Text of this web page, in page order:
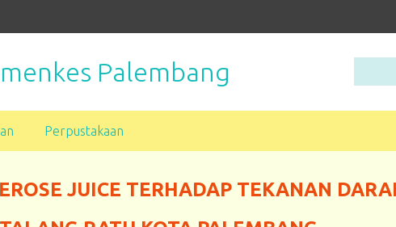
Palembang
Perpustakaan
JUICE TERHADAP TEKANAN